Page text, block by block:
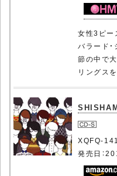
女性3ピー
バラード
節の中で
リングス
XQFQ-
発売日：